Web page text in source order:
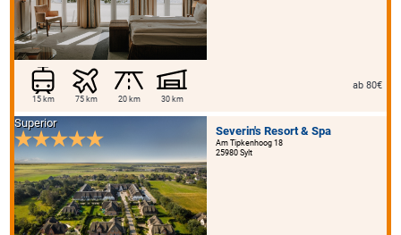
15 km 75 km 20 km 30 km
ab 80€
Severin's Resort & Spa
Am Tipkenhoog 18
25980 Sylt
Superior